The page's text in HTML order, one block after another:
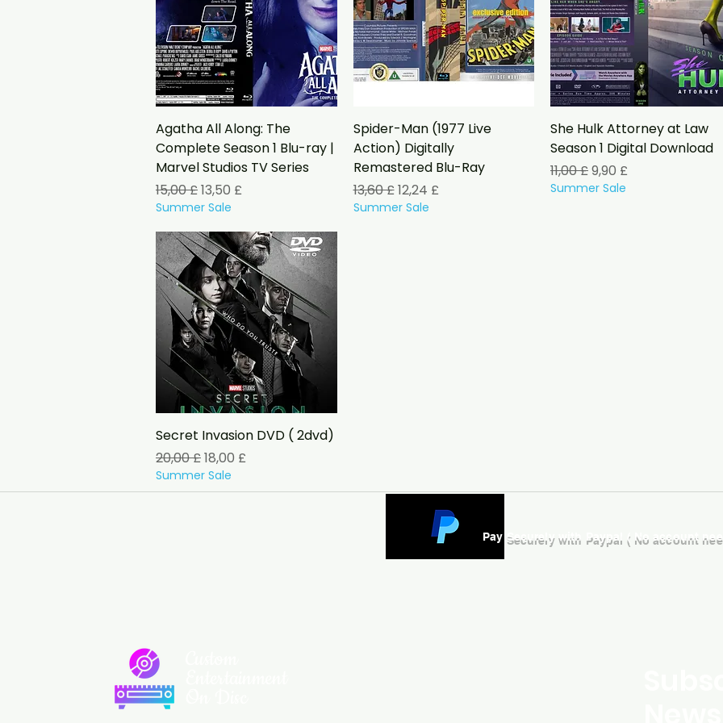
Vista rapida
Agatha All Along: The
Complete Season 1 Blu-ray |
Marvel Studios TV Series
Prezzo regolare
15,00 £Prezzo scontato
13,50 £
Summer Sale
Vista rapida
Spider-Man (1977 Live
Action) Digitally
Remastered Blu-Ray
Prezzo regolare
13,60 £Prezzo scontato
12,24 £
Summer Sale
Vista rapida
She Hulk Attorney at Law
Season 1 Digital Download
Prezzo regolare
11,00 £Prezzo scontato
9,90 £
Summer Sale
Vista rapida
Secret Invasion DVD ( 2dvd)
Prezzo regolare
20,00 £Prezzo scontato
18,00 £
Summer Sale
Pay Securely with Paypal ( No account